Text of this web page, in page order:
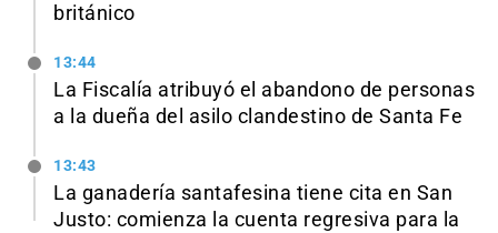
británico
13:44
La Fiscalía atribuyó el abandono de personas
a la dueña del asilo clandestino de Santa Fe
13:43
La ganadería santafesina tiene cita en San
Justo: comienza la cuenta regresiva para la